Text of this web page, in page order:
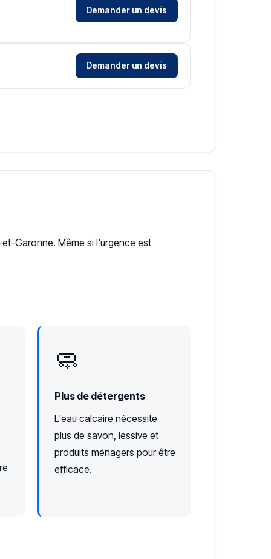
Demander un devis
Demander un devis
Garonne. Même si l'urgence est
🧼
Plus de détergents
L'eau calcaire nécessite
plus de savon, lessive et
produits ménagers pour être
efficace.